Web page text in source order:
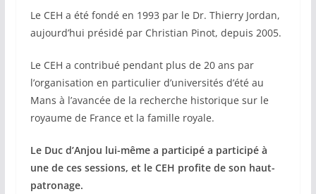
Le CEH a été fondé en 1993 par le Dr. Thierry Jordan,
aujourd’hui présidé par Christian Pinot, depuis 2005.
Le CEH a contribué pendant plus de 20 ans par
l’organisation en particulier d’universités d’été au
Mans à l’avancée de la recherche historique sur le
royaume de France et la famille royale.
Le Duc d’Anjou lui-même a participé a participé à
une de ces sessions, et le CEH profite de son haut-
patronage.